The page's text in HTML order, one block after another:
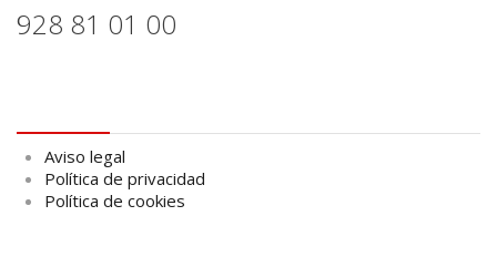
928 81 01 00
Aviso legal
Política de privacidad
Política de cookies